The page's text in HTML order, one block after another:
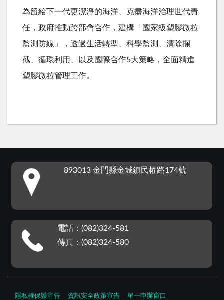
為留給下一代更潔淨的海洋、克盡海洋治理世代責
任，政府推動跨部會合作，建構「國家級塑膠微粒
監測防線」，透過生活轉型、科學監測、清除攔
截、循環利用、以及國際合作5大策略，全面精進
塑膠微粒管理工作。
893013 金門縣金城鎮民權路174號
電話：(082)324-581
傳真：(082)324-580
隱私權保護宣告 資訊安全政策宣告 單一申辦窗口